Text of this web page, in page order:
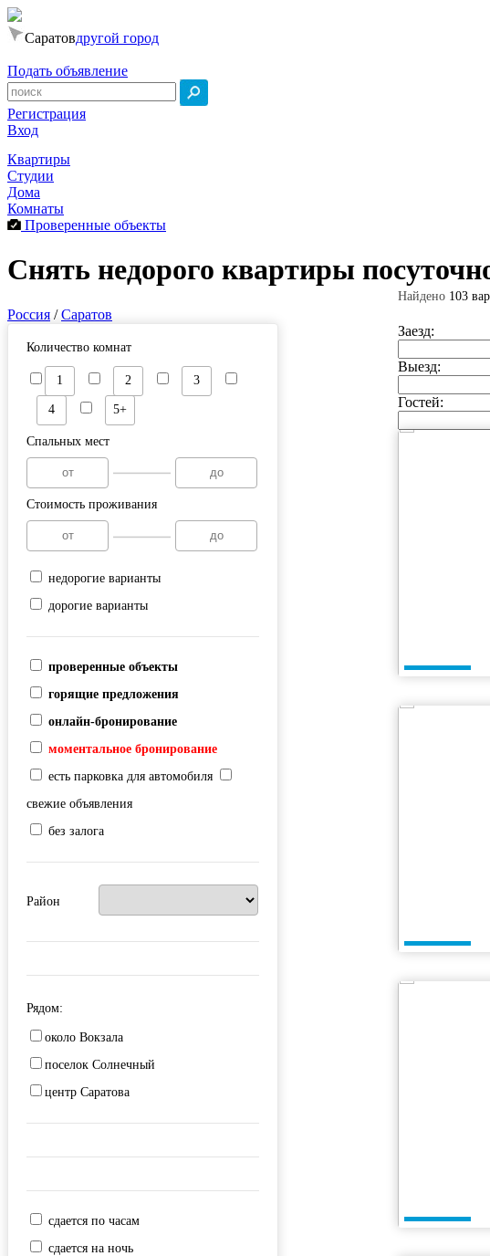
Саратовдругой город
Подать объявление
Регистрация
Вход
Квартиры
Студии
Дома
Комнаты
Проверенные объекты
Снять недорого квартиры
Россия /Саратов
Заезд:
Выезд:
Гостей:
Найдено 103
Количество комнат
1 2 3
4 5+
Спальных мест
Стоимость проживания
недорогие варианты
дорогие варианты
проверенные объекты
горящие предложения
онлайн-бронирование
моментальное бронирование
есть парковка для автомобиля
свежие объявления
без залога
Район
Рядом:
около Вокзала
поселок Солнечный
центр Саратова
сдается по часам
сдается на ночь